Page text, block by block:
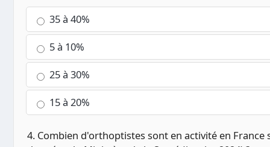
35 à 40%
5 à 10%
25 à 30%
15 à 20%
4. Combien d'orthoptistes sont en activité en France